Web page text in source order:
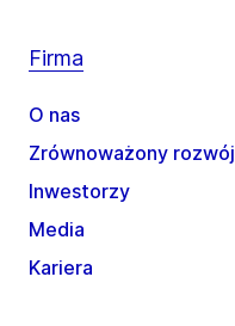
Firma
O nas
Zrównoważony rozwój
Inwestorzy
Media
Kariera